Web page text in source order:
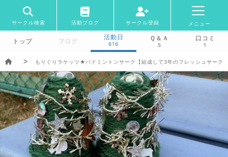
サークル検索 活動ブログ サークル登録 メニュー
トップ ブログ
活動日
616
Ｑ＆Ａ
5
口コミ
1
もりぐりラケッツ★バドミントンサーク【結成して3年のフレッシュサーク